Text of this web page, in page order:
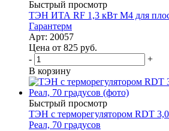
Быстрый просмотр
ТЭН ИТА RF 1,3 кВт M4 для
Гарантерм
Арт: 20057
Цена от 825 руб.
-
+
В корзину
Быстрый просмотр
ТЭН с терморегулятором RDT
Реал, 70 градусов